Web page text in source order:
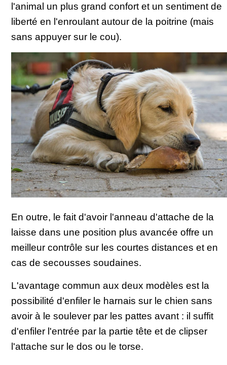
l'animal un plus grand confort et un sentiment de
liberté en l'enroulant autour de la poitrine (mais
sans appuyer sur le cou).
En outre, le fait d'avoir l'anneau d'attache de la
laisse dans une position plus avancée offre un
meilleur contrôle sur les courtes distances et en
cas de secousses soudaines.
L'avantage commun aux deux modèles est la
possibilité d'enfiler le harnais sur le chien sans
avoir à le soulever par les pattes avant : il suffit
d'enfiler l'entrée par la partie tête et de clipser
l'attache sur le dos ou le torse.